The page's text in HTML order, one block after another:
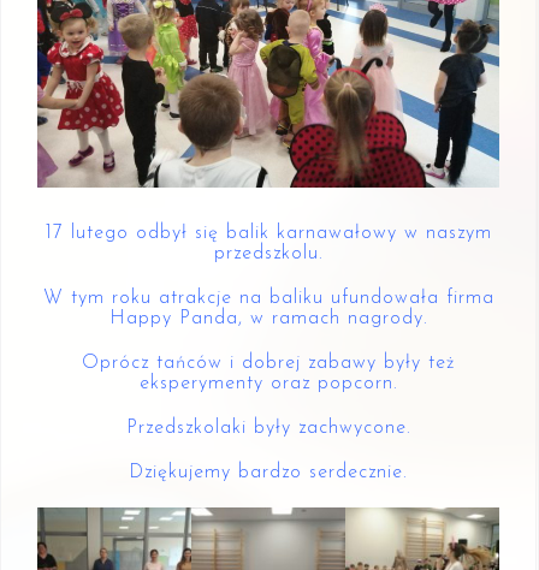
17 lutego odbył się balik karnawałowy w naszym
przedszkolu.
W tym roku atrakcje na baliku ufundowała firma
Happy Panda, w ramach nagrody.
Oprócz tańców i dobrej zabawy były też
eksperymenty oraz popcorn.
Przedszkolaki były zachwycone.
Dziękujemy bardzo serdecznie.